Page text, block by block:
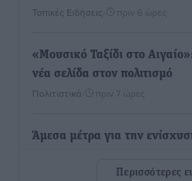
Τοπικές Ειδήσεις πριν 6 ώρες
«Μουσικό Ταξίδι στο
νέα σελίδα στον πολιτισμό
Πολιτιστικά πριν 7 ώρες
Άμεσα μέτρα για την
ανακοίνωσε ο Άδωνις
Περισσότερες